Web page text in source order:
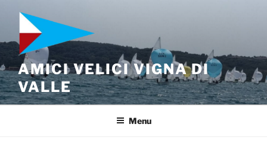
contenuto
AMICI VELICI VIGNA DI
VALLE
Menu